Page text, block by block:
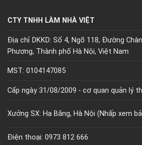
CTY TNHH LÀM NHÀ VIỆT
Địa chỉ DKKD: Số 4, Ngõ 118, Đường
Phương, Thành phố Hà Nội, Việt Nam
MST: 0104147085
Cấp ngày 31/08/2009 - cơ quan quản lý
Xưởng SX: Hạ Bằng, Hà Nội (Nhấp xem
Điện thoại: 0973 812 666